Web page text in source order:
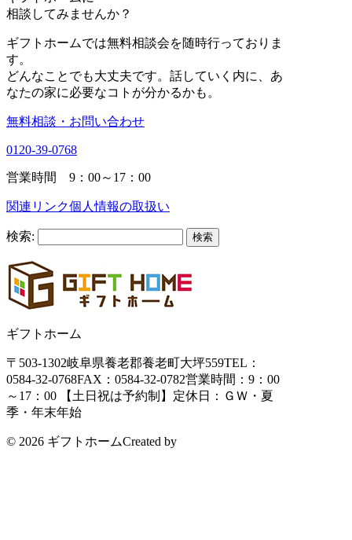
相談 してみませんか？
ギフトホームでは無料相談会を随時行っておりま
す。
どんなことでも大丈夫です。話していく内に、あ
なたの家に必要なコトが分かるかも。
無料相談・お問い合わせ
0120-39-0768
営業時間 9：00～17：00
関連リンク個人情報の取扱い
検索:
ギフトホーム
〒503-1302岐阜県養老郡養老町大坪559TEL：
0584-32-0768FAX：0584-32-0782営業時間：9：00
～17：00 【土日祝は予約制】 定休日：ＧＷ・夏
季・年末年始
© 2026 ギフトホームCreated by